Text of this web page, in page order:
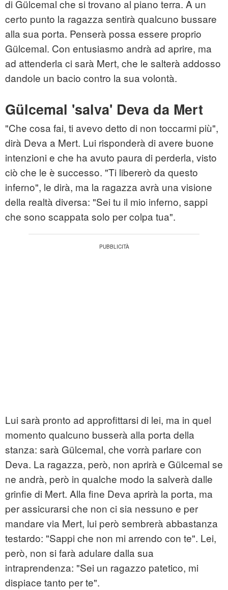
di Gülcemal che si trovano al piano terra. A un
certo punto la ragazza sentirà qualcuno bussare
alla sua porta. Penserà possa essere proprio
Gülcemal. Con entusiasmo andrà ad aprire, ma
ad attenderla ci sarà Mert, che le salterà addosso
dandole un bacio contro la sua volontà.
Gülcemal 'salva' Deva da Mert
"Che cosa fai, ti avevo detto di non toccarmi più",
dirà Deva a Mert. Lui risponderà di avere buone
intenzioni e che ha avuto paura di perderla, visto
ciò che le è successo. "Ti libererò da questo
inferno", le dirà, ma la ragazza avrà una visione
della realtà diversa: "Sei tu il mio inferno, sappi
che sono scappata solo per colpa tua".
Lui sarà pronto ad approfittarsi di lei, ma in quel
momento qualcuno busserà alla porta della
stanza: sarà Gülcemal, che vorrà parlare con
Deva. La ragazza, però, non aprirà e Gülcemal se
ne andrà, però in qualche modo la salverà dalle
grinfie di Mert. Alla fine Deva aprirà la porta, ma
per assicurarsi che non ci sia nessuno e per
mandare via Mert, lui però sembrerà abbastanza
testardo: "Sappi che non mi arrendo con te". Lei,
però, non si farà adulare dalla sua
intraprendenza: "Sei un ragazzo patetico, mi
dispiace tanto per te".